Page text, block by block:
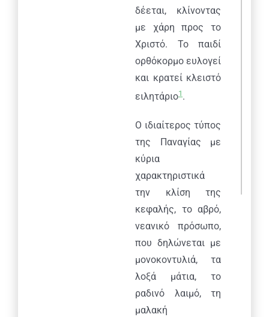
δέεται, κλίνοντας
με χάρη προς το
Χριστό. Το παιδί
ορθόκορμο ευλογεί
και κρατεί κλειστό
ειλητάριο1 .
Ο ιδιαίτερος τύπος
της Παναγίας με
κύρια
χαρακτηριστικά
την κλίση της
κεφαλής, το αβρό,
νεανικό πρόσωπο,
που δηλώνεται με
μονοκοντυλιά, τα
λοξά μάτια, το
ραδινό λαιμό, τη
μαλακή